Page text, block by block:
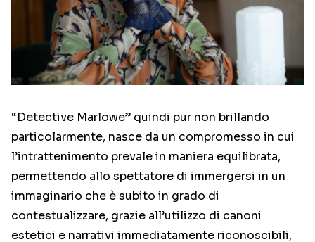
“Detective Marlowe” quindi pur non brillando
particolarmente, nasce da un compromesso in cui
l’intrattenimento prevale in maniera equilibrata,
permettendo allo spettatore di immergersi in un
immaginario che è subito in grado di
contestualizzare, grazie all’utilizzo di canoni
estetici e narrativi immediatamente riconoscibili,